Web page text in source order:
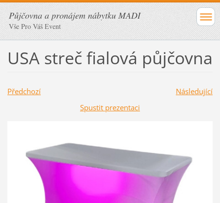
Půjčovna a pronájem nábytku MADI
Vše Pro Váš Event
USA streč fialová půjčovna
Předchozí
Následující
Spustit prezentaci